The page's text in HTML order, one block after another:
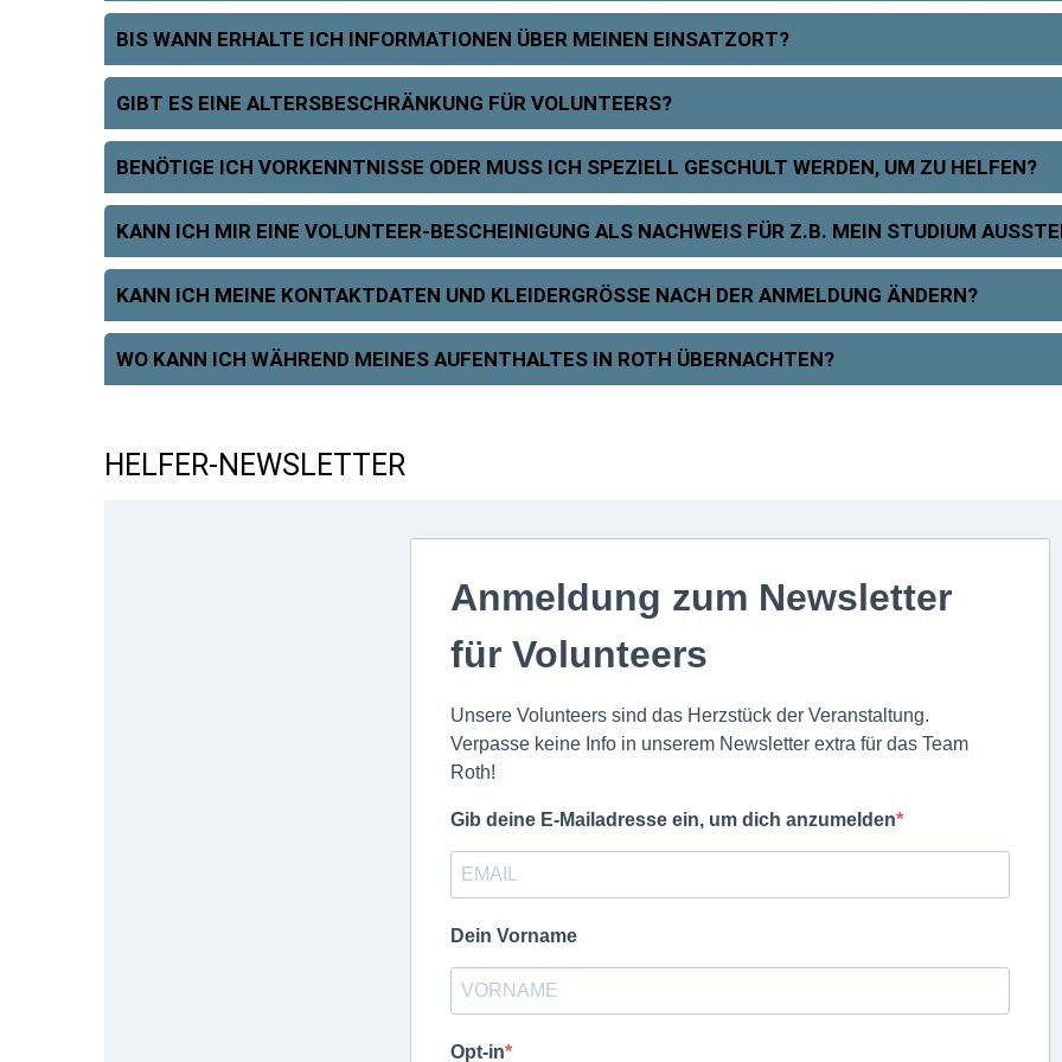
BIS WANN ERHALTE ICH INFORMATIONEN ÜBER MEINEN EINSATZORT?
GIBT ES EINE ALTERSBESCHRÄNKUNG FÜR VOLUNTEERS?
BENÖTIGE ICH VORKENNTNISSE ODER MUSS ICH SPEZIELL GESCHULT WERDEN, UM ZU HELFEN?
KANN ICH MIR EINE VOLUNTEER-BESCHEINIGUNG ALS NACHWEIS FÜR Z.B. MEIN STUDIUM
KANN ICH MEINE KONTAKTDATEN UND KLEIDERGRÖSSE NACH DER ANMELDUNG ÄNDERN?
WO KANN ICH WÄHREND MEINES AUFENTHALTES IN ROTH ÜBERNACHTEN?
HELFER-NEWSLETTER
Anmeldung zum Newsletter
für Volunteers
Unsere Volunteers sind das Herzstück der Veranstaltung.
Verpasse keine Info in unserem Newsletter extra für das Team
Roth!
Gib deine E-Mailadresse ein, um dich anzumelden
Dein Vorname
Opt-in